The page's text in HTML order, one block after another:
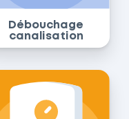
Débouchage
canalisation